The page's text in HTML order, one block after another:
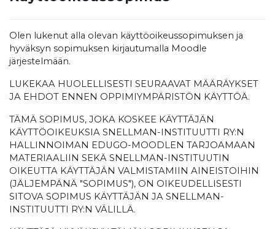
Olen lukenut alla olevan käyttöoikeussopimuksen ja
hyväksyn sopimuksen kirjautumalla Moodle
järjestelmään.
LUKEKAA HUOLELLISESTI SEURAAVAT MÄÄRÄYKSET
JA EHDOT ENNEN OPPIMIYMPÄRISTÖN KÄYTTÖÄ.
TÄMÄ SOPIMUS, JOKA KOSKEE KÄYTTÄJÄN
KÄYTTÖOIKEUKSIA SNELLMAN-INSTITUUTTI RY:N
HALLINNOIMAN EDUGO-MOODLEN TARJOAMAAN
MATERIAALIIN SEKÄ SNELLMAN-INSTITUUTIN
OIKEUTTA KÄYTTÄJÄN VALMISTAMIIN AINEISTOIHIN
(JÄLJEMPÄNÄ "SOPIMUS"), ON OIKEUDELLISESTI
SITOVA SOPIMUS KÄYTTÄJÄN JA SNELLMAN-
INSTITUUTTI RY:N VÄLILLÄ.